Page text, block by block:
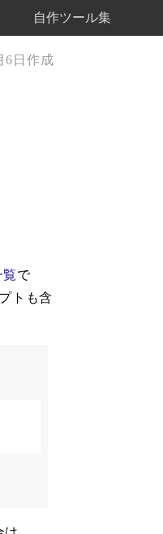
自作ツール集
6日作成
で
トも含